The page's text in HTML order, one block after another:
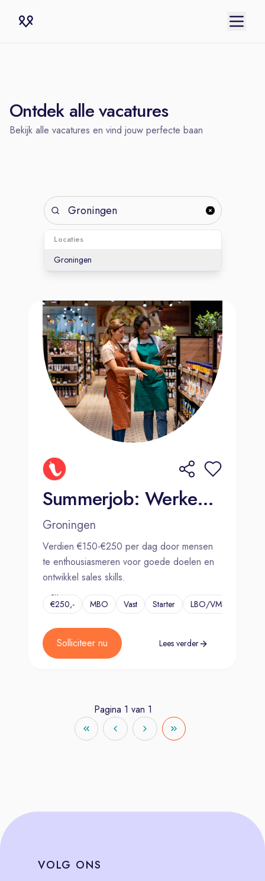
Ontdek alle vacatures
Bekijk alle vacatures en vind jouw perfecte baan
Creëer een job
Summerjob: Werken wanneer jij wilt (€150-€250 per dag)
Groningen
Verdien €150-€250 per dag door mensen
te enthousiasmeren voor goede doelen en
ontwikkel sales skills.
€150,-
en
€250,-
per
dag
MBO Vast Starter LBO/VMBO
Solliciteer nu Lees verder
Pagina 1 van 1
VOLG ONS
Locaties
Groningen